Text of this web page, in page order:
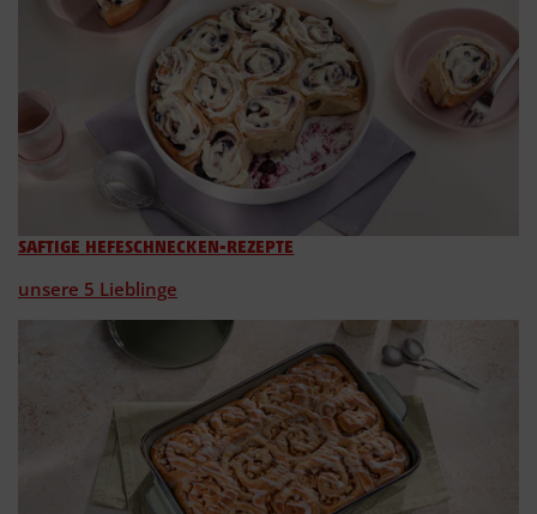
SAFTIGE HEFESCHNECKEN-REZEPTE
unsere 5 Lieblinge